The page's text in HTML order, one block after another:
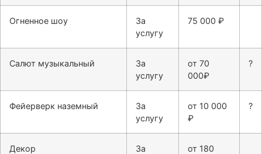
Огненное шоу
За
услугу
75 000 ₽
Салют музыкальный
За
услугу
от 70
000₽
?
Фейерверк наземный
За
услугу
от 10 000
₽
?
Декор
За
от 180